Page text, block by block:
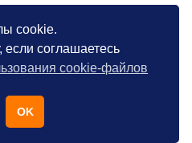
Прав СМИ»
«Медиазащита»
cookie.
если соглашаетесь
cookie-файлов
OK